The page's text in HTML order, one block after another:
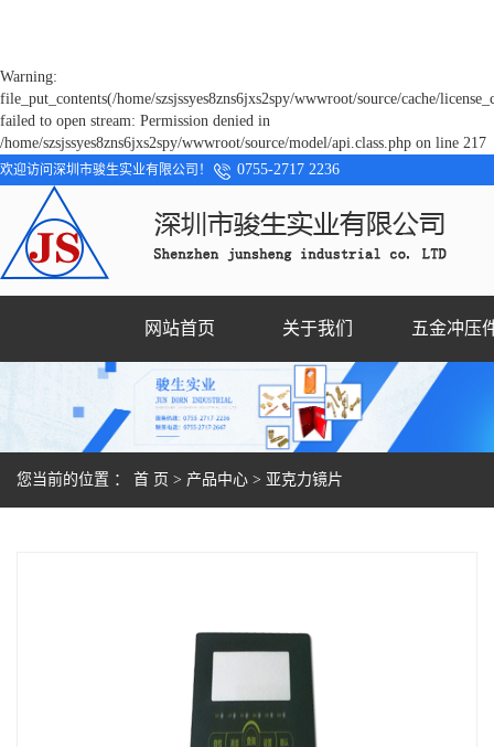
Warning:
file_put_contents(/home/szsjssyes8zns6jxs2spy/wwwroot/source/cache/
failed to open stream: Permission denied in
/home/szsjssyes8zns6jxs2spy/wwwroot/source/model/api.class.php on line 217
欢迎访问深圳市骏生实业有限公司！ 0755-2717 2236
网站首页 关于我们 五金冲压
您当前的位置 ： 首 页 > 产品中心 > 亚克力镜片